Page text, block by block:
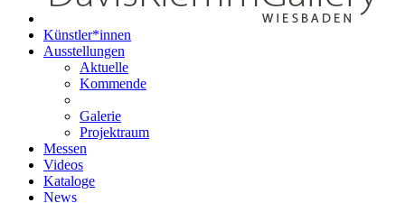
Künstler*innen
Ausstellungen
Aktuelle
Kommende
Galerie
Projektraum
Messen
Videos
Kataloge
News